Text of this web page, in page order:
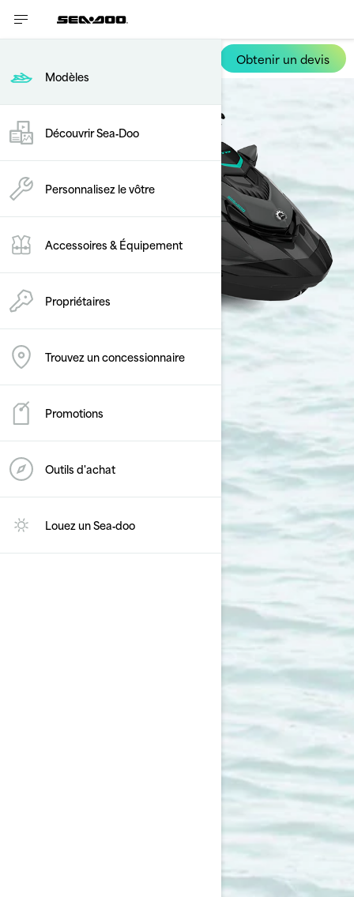
Modèles
Découvrir Sea‑Doo
Personnalisez le vôtre
Accessoires & Équipement
Propriétaires
Trouvez un concessionnaire
Promotions
Outils d'achat
Louez un Sea‑doo
Obtenir un devis